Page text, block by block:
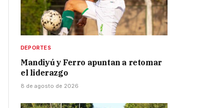
DEPORTES
Mandiyú y Ferro apuntan a retomar
el liderazgo
8 de agosto de 2026